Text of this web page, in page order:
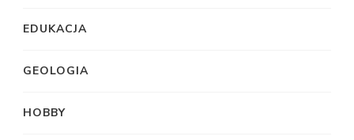
EDUKACJA
GEOLOGIA
HOBBY